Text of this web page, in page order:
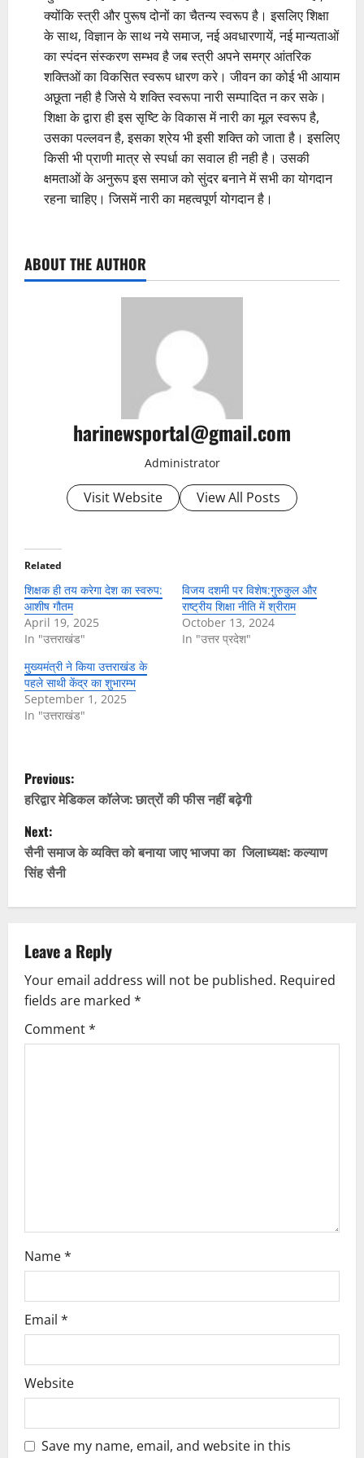
क्योंकि स्त्री और पुरूष दोनों का चैतन्य स्वरूप है। इसलिए शिक्षा
के साथ, विज्ञान के साथ नये समाज, नई अवधारणायें, नई मान्यताओं
का स्पंदन संस्करण सम्भव है जब स्त्री अपने समग्र आंतरिक
शक्तिओं का विकसित स्वरूप धारण करे। जीवन का कोई भी आयाम
अछूता नही है जिसे ये शक्ति स्वरूपा नारी सम्पादित न कर सके।
शिक्षा के द्वारा ही इस सृष्टि के विकास में नारी का मूल स्वरूप है,
उसका पल्लवन है, इसका श्रेय भी इसी शक्ति को जाता है। इसलिए
किसी भी प्राणी मात्र से स्पर्धा का सवाल ही नही है। उसकी
क्षमताओं के अनुरूप इस समाज को सुंदर बनाने में सभी का योगदान
रहना चाहिए। जिसमें नारी का महत्वपूर्ण योगदान है।
ABOUT THE AUTHOR
harinewsportal@gmail.com
Administrator
Visit Website View All Posts
Related
शिक्षक ही तय करेगा देश का स्वरुप:
आशीष गौतम
April 19, 2025
In "उत्तराखंड"
विजय दशमी पर विशेष:गुरुकुल और
राष्ट्रीय शिक्षा नीति में श्रीराम
October 13, 2024
In "उत्तर प्रदेश"
मुख्यमंत्री ने किया उत्तराखंड के
पहले साथी केंद्र का शुभारम्भ
September 1, 2025
In "उत्तराखंड"
P
o
s
t
n
a
v
i
g
Previous:
हरिद्वार मेडिकल कॉलेज: छात्रों की फीस नहीं बढ़ेगी
Next:
सैनी समाज के व्यक्ति को बनाया जाए भाजपा का जिलाध्यक्ष: कल्याण
सिंह सैनी
Leave a Reply
Your email address will not be published. Required
fields are marked *
Comment*
Name*
Email *
Website
Save my name, email, and website in this